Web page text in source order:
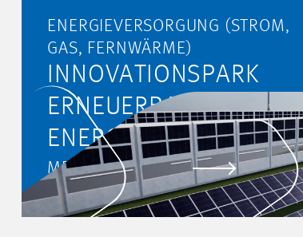
ENERGIEVERSORGUNG (STROM,
GAS, FERNWÄRME)
INNOVATIONSPARK
ERNEUERBARE
ENERGIEN -
SOLARAUTOBAHN
MEHR ERFAHREN